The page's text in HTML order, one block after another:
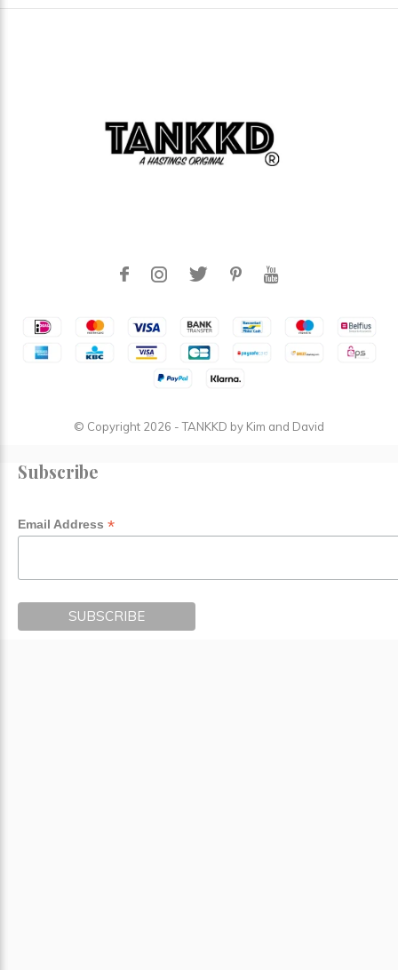
© Copyright 2026 - TANKKD by Kim and David
Subscribe
Email Address *